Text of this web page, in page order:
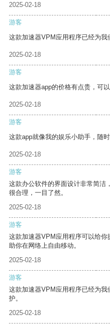
2025-02-18
游客
这款加速器VPM应用程序已经为我
2025-02-18
游客
这款加速器app的价格有点贵，可
2025-02-18
游客
这款app就像我的娱乐小助手，随
2025-02-18
游客
这款办公软件的界面设计非常简洁
很合理，一目了然。
2025-02-18
游客
这款加速器VPM应用程序可以给
助你在网络上自由移动。
2025-02-18
游客
这款加速器VPM应用程序已经为
护。
2025-02-18